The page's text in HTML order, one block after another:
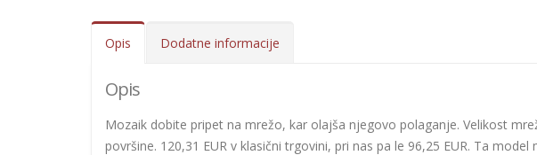
Opis Dodatne informacije
Opis
Mozaik dobite pripet na mrežo, kar olajša njegovo polaganje. Velikost
površine. 120,31 EUR v klasični trgovini, pri nas pa le 96,25 EUR. Ta